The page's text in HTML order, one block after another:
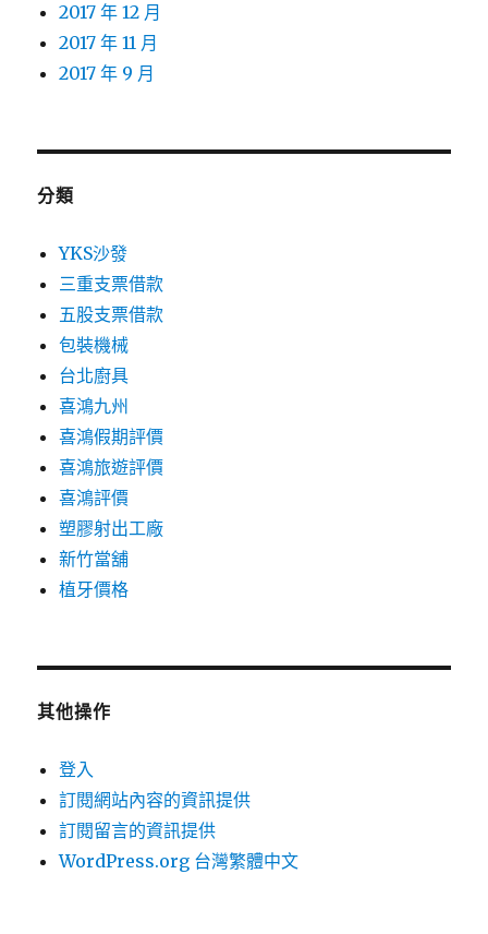
2017 年 12 月
2017 年 11 月
2017 年 9 月
分類
YKS沙發
三重支票借款
五股支票借款
包裝機械
台北廚具
喜鴻九州
喜鴻假期評價
喜鴻旅遊評價
喜鴻評價
塑膠射出工廠
新竹當舖
植牙價格
其他操作
登入
訂閱網站內容的資訊提供
訂閱留言的資訊提供
WordPress.org 台灣繁體中文